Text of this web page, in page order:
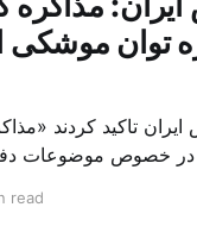
توان موشکی
تاکید کردند
در خصوص موضوعات
ها را نخواهند داشت.»
read